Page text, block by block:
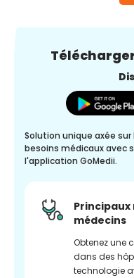
Solution unique axée
besoins médicaux avec
l'application GoMedii.
médecins
Obtenez une
dans des
technologie